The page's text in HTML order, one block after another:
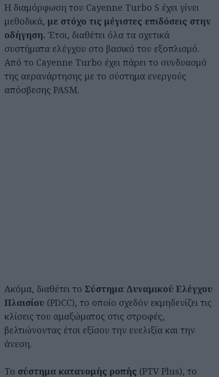
Η διαμόρφωση του Cayenne Turbo S έχει γίνει
μεθοδικά, με στόχο τις μέγιστες επιδόσεις στην
οδήγηση. Έτσι, διαθέτει όλα τα σχετικά
συστήματα ελέγχου στο βασικό του εξοπλισμό.
Από το Cayenne Turbo έχει πάρει το συνδυασμό
της αερανάρτησης με το σύστημα ενεργούς
απόσβεσης PASM.
Ακόμα, διαθέτει το Σύστημα Δυναμικού Ελέγχου
Πλαισίου (PDCC), το οποίο σχεδόν εκμηδενίζει τις
κλίσεις του αμαξώματος στις στροφές,
βελτιώνοντας έτσι εξίσου την ευελιξία και την
άνεση.
Το σύστημα κατανομής ροπής (PTV Plus), το